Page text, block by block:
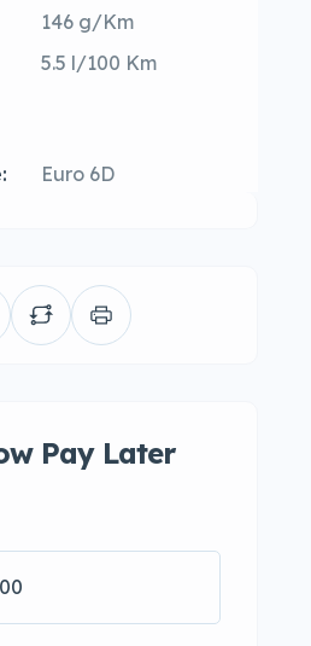
146 g/Km
5.5 l/100 Km
Euro 6D
Pay Later